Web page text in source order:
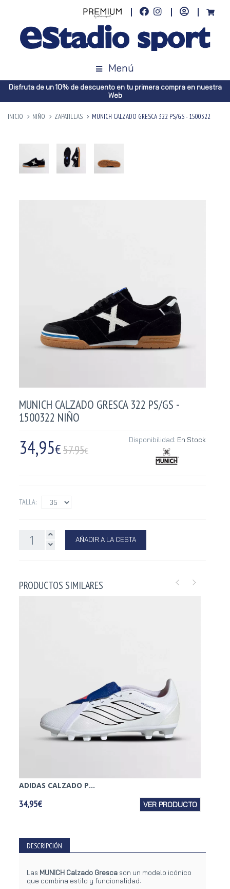
Menú
Disfruta de un 10% de descuento en tu primera compra en nuestra
Web
INICIO NIÑO ZAPATILLAS MUNICH CALZADO GRESCA 322 PS/GS - 1500322
MUNICH CALZADO GRESCA 322 PS/GS -
1500322 NIÑO
34,95€57.95€
Disponibilidad: En Stock
TALLA:
AÑADIR A LA CESTA
PRODUCTOS SIMILARES
ADIDAS CALZADO P...
34,95€ VER PRODUCTO
DESCRIPCIÓN
Las MUNICH Calzado Gresca son un modelo icónico
que combina estilo y funcionalidad: